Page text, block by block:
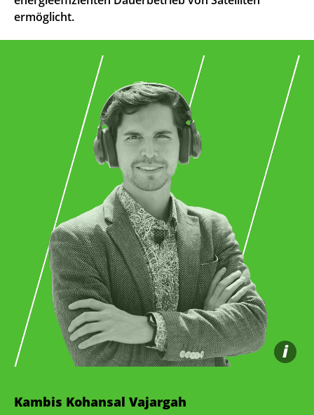
ermöglicht.
i
Kambis Kohansal Vajargah